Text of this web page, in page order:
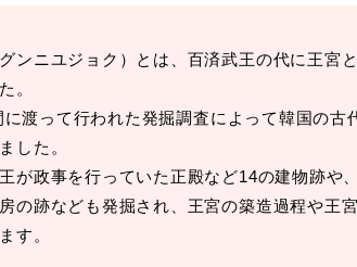
ンニユジョク）とは、百済武王の代に王宮
。
渡って行われた発掘調査によって韓国の古
した。
が政事を行っていた正殿など14の建物跡や
の跡なども発掘され、王宮の築造過程や王
す。